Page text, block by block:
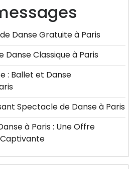
Danse Gratuite à Paris
Danse Classique à Paris
: Ballet et Danse
Spectacle de Danse à Paris
à Paris : Une Offre